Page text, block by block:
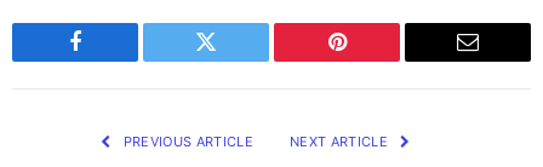
Facebook Twitter Pinterest Email
PREVIOUS ARTICLE NEXT ARTICLE